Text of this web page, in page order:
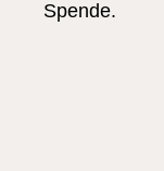
Spende.